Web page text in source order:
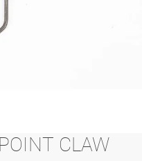
CLAW